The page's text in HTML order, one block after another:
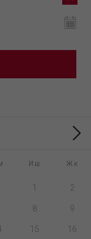
Иш Жк
1 2
8 9
15 16